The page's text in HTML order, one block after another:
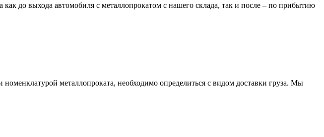
до выхода автомобиля с металлопрокатом с нашего склада, так и после – по прибытию
металлопроката, необходимо определиться с видом доставки груза. Мы